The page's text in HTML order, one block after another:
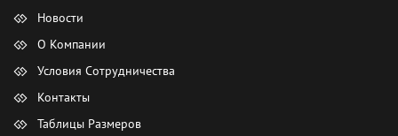
Новости
О Компании
Условия Сотрудничества
Контакты
Таблицы Размеров